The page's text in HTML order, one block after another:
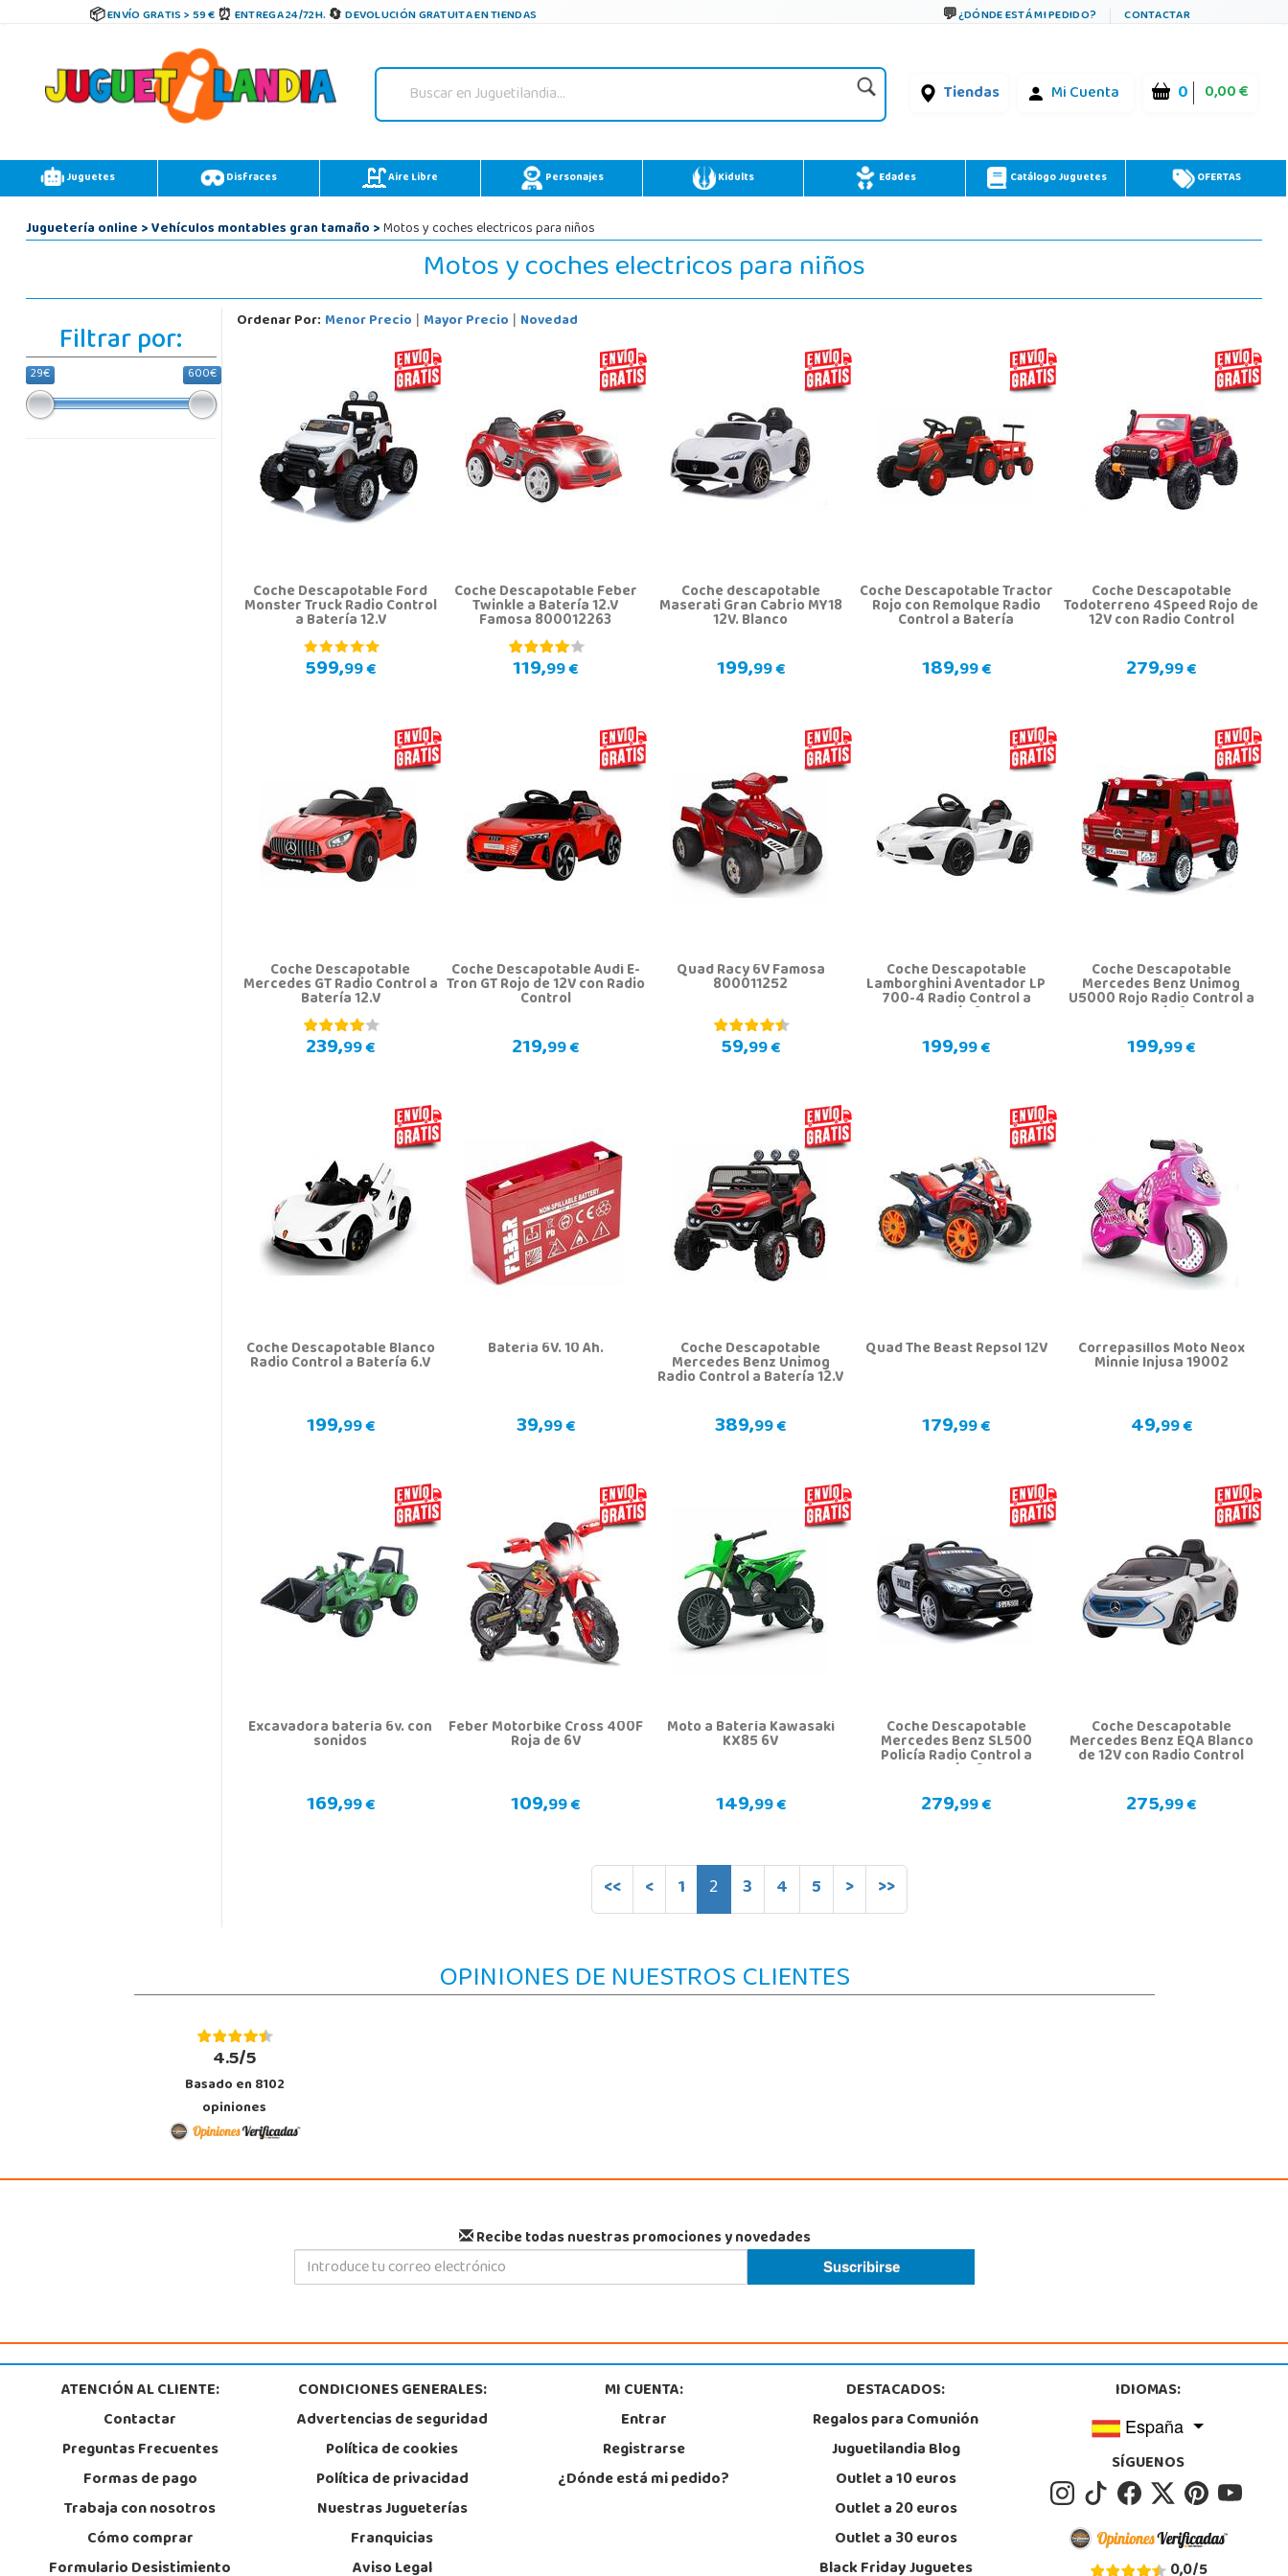
ENVÍO GRATIS > 59 € ENTREGA 24/72H. DEVOLUCIÓN GRATUITA EN TIENDAS ¿DÓNDE ESTÁ MI PEDIDO? CONTACTAR
Tiendas Mi Cuenta 0 0,00 €
Juguetes Disfraces Aire Libre Personajes Kidults Edades Catálogo Juguetes OFERTAS
Juguetería online>Vehículos montables gran tamaño>Motos y coches electricos para niños
Motos y coches electricos para niños
Filtrar por:
29€ 600€
Ordenar Por: Menor Precio | Mayor Precio | Novedad
Coche Descapotable Ford
Monster Truck Radio Control
a Batería 12.V
599,99 €
Coche Descapotable Feber
Twinkle a Batería 12.V
Famosa 800012263
119,99 €
Coche descapotable
Maserati Gran Cabrio MY18
12V. Blanco
199,99 €
Coche Descapotable Tractor
Rojo con Remolque Radio
Control a Batería
189,99 €
Coche Descapotable
Todoterreno 4Speed Rojo de
12V con Radio Control
279,99 €
Coche Descapotable
Mercedes GT Radio Control a
Batería 12.V
239,99 €
Coche Descapotable Audi E-
Tron GT Rojo de 12V con Radio
Control
219,99 €
Quad Racy 6V Famosa
800011252
59,99 €
Coche Descapotable
Lamborghini Aventador LP
700-4 Radio Control a
Batería 6.V
199,99 €
Coche Descapotable
Mercedes Benz Unimog
U5000 Rojo Radio Control a
Batería 6.V
199,99 €
Coche Descapotable Blanco
Radio Control a Batería 6.V
199,99 €
Bateria 6V. 10 Ah.
39,99 €
Coche Descapotable
Mercedes Benz Unimog
Radio Control a Batería 12.V
389,99 €
Quad The Beast Repsol 12V
179,99 €
Correpasillos Moto Neox
Minnie Injusa 19002
49,99 €
Excavadora batería 6v. con
sonidos
169,99 €
Feber Motorbike Cross 400F
Roja de 6V
109,99 €
Moto a Batería Kawasaki
KX85 6V
149,99 €
Coche Descapotable
Mercedes Benz SL500
Policía Radio Control a
Batería 12.V
279,99 €
Coche Descapotable
Mercedes Benz EQA Blanco
de 12V con Radio Control
275,99 €
<< < 1 2 3 4 5 > >>
OPINIONES DE NUESTROS CLIENTES
4.5/5
Basado en 8102
opiniones
Recibe todas nuestras promociones y novedades
ATENCIÓN AL CLIENTE:
Contactar
Preguntas Frecuentes
Formas de pago
Trabaja con nosotros
Cómo comprar
Formulario Desistimiento
CONDICIONES GENERALES:
Advertencias de seguridad
Política de cookies
Política de privacidad
Nuestras Jugueterías
Franquicias
Aviso Legal
MI CUENTA:
Entrar
Registrarse
¿Dónde está mi pedido?
DESTACADOS:
Regalos para Comunión
Juguetilandia Blog
Outlet a 10 euros
Outlet a 20 euros
Outlet a 30 euros
Black Friday Juguetes
IDIOMAS:
España
SÍGUENOS